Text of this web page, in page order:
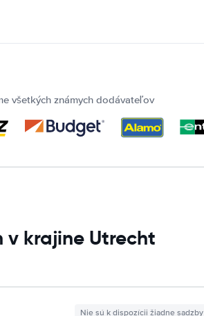
všetkých známych dodávateľov
v krajine Utrecht
Nie sú k dispozícii žiadne sadzby